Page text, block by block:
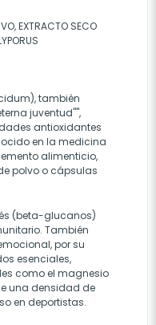
EXTRACTO SECO
también
juventud"",
antioxidantes
en la medicina
alimenticio,
polvo o cápsulas
(beta-glucanos)
También
por su
esenciales,
como el magnesio
una densidad de
en deportistas.